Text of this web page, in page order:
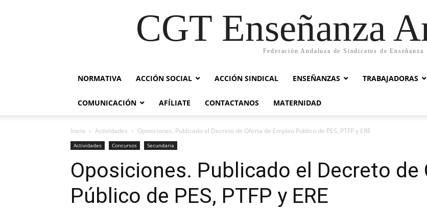
CGT Enseñanza
Federación Andaluza de Sindicatos de Enseñanza
NORMATIVA ACCIÓN SOCIAL ACCIÓN SINDICAL ENSEÑANZAS TRABAJADORAS
COMUNICACIÓN AFÍLIATE CONTACTANOS MATERNIDAD
Inicio Actividades Oposiciones. Publicado el Decreto de Oferta de Empleo Público de PES, PTFP y ERE
Actividades Concursos Secundaria
Oposiciones. Publicado el Decreto de
Público de PES, PTFP y ERE